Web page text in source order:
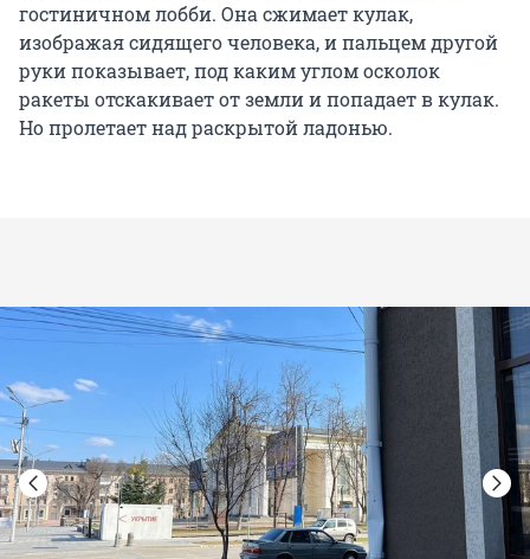
гостиничном лобби. Она сжимает кулак,
изображая сидящего человека, и пальцем другой
руки показывает, под каким углом осколок
ракеты отскакивает от земли и попадает в кулак.
Но пролетает над раскрытой ладонью.